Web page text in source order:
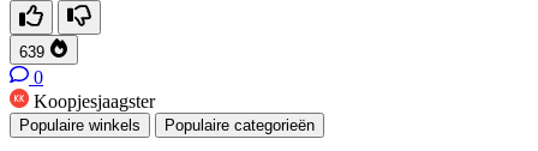
639
0
Koopjesjaagster
Populaire winkels Populaire categorieën